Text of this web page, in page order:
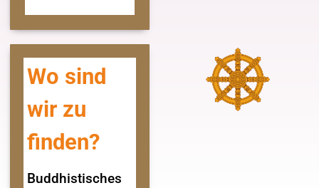
Wo sind
wir zu
finden?
Buddhistisches